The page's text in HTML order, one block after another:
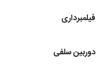
فیلمبرداری
دوربین سلفی